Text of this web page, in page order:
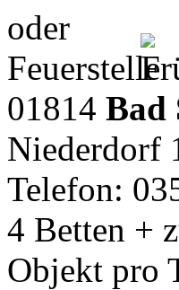
01814 Bad
Niederdorf
Telefon:
4 Betten +
Objekt pro